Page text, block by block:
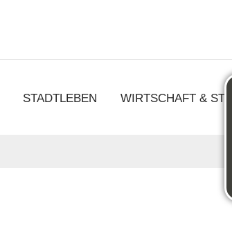
STADTLEBEN WIRTSCHAFT &